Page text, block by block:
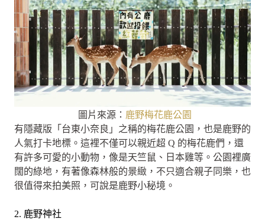
圖片來源： 鹿野梅花鹿公園
有隱藏版「台東小奈良」之稱的梅花鹿公園，也是鹿野的
人氣打卡地標。這裡不僅可以親近超 Q 的梅花鹿們，還
有許多可愛的小動物，像是天竺鼠、日本雞等。公園裡廣
闊的綠地，有著像森林般的景緻，不只適合親子同樂，也
很值得來拍美照，可說是鹿野小秘境。
2. 鹿野神社